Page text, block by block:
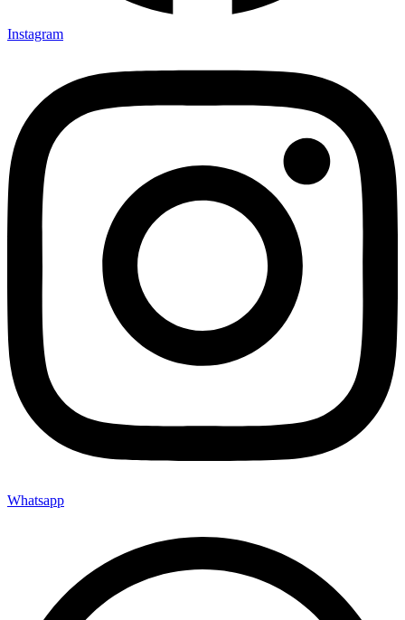
Instagram
Whatsapp